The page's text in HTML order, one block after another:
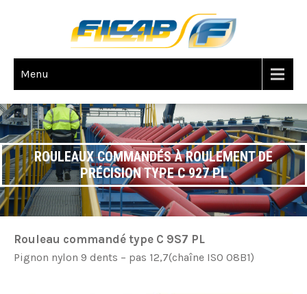
Menu
ROULEAUX COMMANDÉS À ROULEMENT DE
PRÉCISION TYPE C 927 PL
Rouleau commandé type C 9S7 PL
Pignon nylon 9 dents – pas 12,7(chaîne ISO 08B1)